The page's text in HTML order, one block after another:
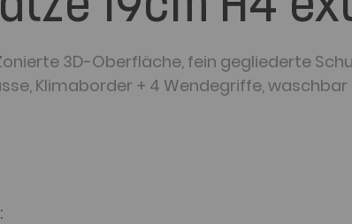
3D-Oberfläche, fein gegliederte
Klimaborder + 4 Wendegriffe,